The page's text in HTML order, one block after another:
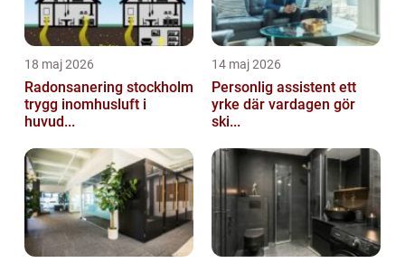
18 maj 2026
Radonsanering stockholm
trygg inomhusluft i
huvud...
14 maj 2026
Personlig assistent ett
yrke där vardagen gör
ski...